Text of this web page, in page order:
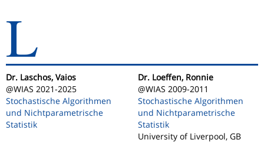
L
Dr. Laschos, Vaios
@WIAS 2021-2025
Stochastische Algorithmen
und Nichtparametrische
Statistik
Dr. Loeffen, Ronnie
@WIAS 2009-2011
Stochastische Algorithmen
und Nichtparametrische
Statistik
University of Liverpool, GB